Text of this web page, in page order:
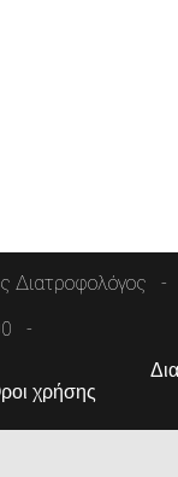
Διατροφολόγος
χρήσης